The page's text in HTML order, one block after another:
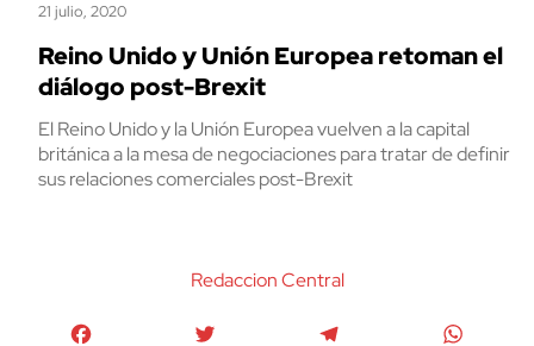
21 julio, 2020
Reino Unido y Unión Europea retoman el
diálogo post-Brexit
El Reino Unido y la Unión Europea vuelven a la capital
británica a la mesa de negociaciones para tratar de definir
sus relaciones comerciales post-Brexit
Redaccion Central